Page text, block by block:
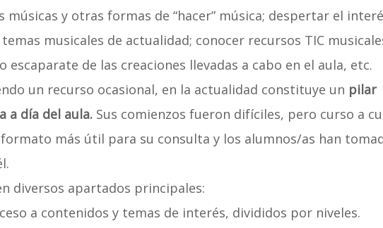
músicas y otras formas de “hacer” música; despertar el
musicales de actualidad; conocer recursos TIC
de las creaciones llevadas a cabo en el aula, etc.
un recurso ocasional, en la actualidad constituye un pilar
a día del aula.Sus comienzos fueron difíciles, pero curso a
más útil para su consulta y los alumnos/as han
diversos apartados principales:
a contenidos y temas de interés, divididos por niveles.